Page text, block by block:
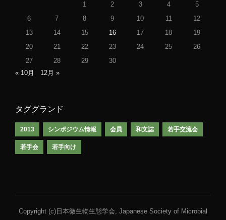
1
2 3 4
5
6
7 8 9 10 11
12
13
14 15 16 17 18
19
20
21 22 23 24 25
26
27
28 29
30
« 10月
12月 »
タググランド
2013 シンポジウム情報 会員 和文誌 若手交流会
若手会 若手向け
Copyright (c)日本微生物生態学会, Japanese Society of Microbial